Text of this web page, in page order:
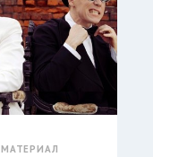
МАТЕРИАЛ